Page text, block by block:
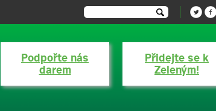
Přidejte se k
Zeleným!
Podpořte nás
darem